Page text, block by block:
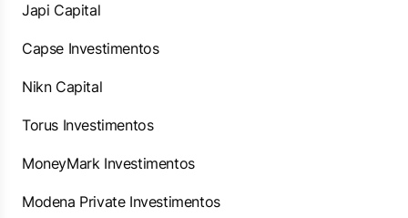
Japi Capital
Capse Investimentos
Nikn Capital
Torus Investimentos
MoneyMark Investimentos
Modena Private Investimentos